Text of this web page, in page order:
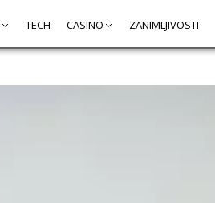
TECH CASINO ZANIMLJIVOSTI